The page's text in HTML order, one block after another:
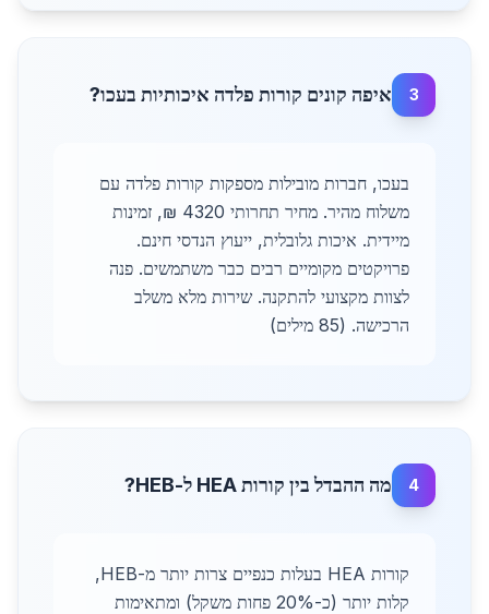
3 איפה קונים קורות פלדה איכותיות בעכו?
בעכו, חברות מובילות מספקות קורות פלדה עם
משלוח מהיר. מחיר תחרותי 4320 ₪, זמינות
מיידית. איכות גלובלית, ייעוץ הנדסי חינם.
פרויקטים מקומיים רבים כבר משתמשים. פנה
לצוות מקצועי להתקנה. שירות מלא משלב
הרכישה. (85 מילים)
4 מה ההבדל בין קורות HEA ל-HEB?
קורות HEA בעלות כנפיים צרות יותר מ-HEB,
קלות יותר (כ-20% פחות משקל) ומתאימות